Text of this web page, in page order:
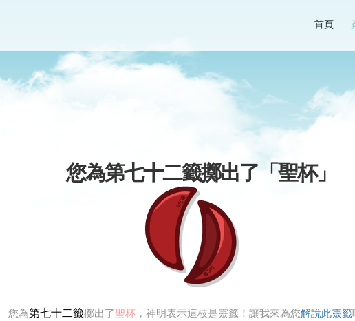
首頁
您為第七十二籤擲出了「聖杯」
您為第七十二籤擲出了聖杯 ，神明表示這枝是靈籤！讓我來為您解說此靈籤